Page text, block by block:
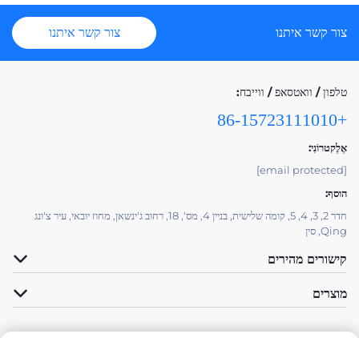
צור קשר איתנו צור קשר איתנו
טלפון / וואטסאפ / ווייבח:
+86-15723111010
אֶלֶקטרוֹנִי:
[email protected]
הוסף:
חדר 2, 3, 4, 5, קומה שלישית, בניין 4, מס', 18, רחוב ג'ינשאן, מחוז יובאי, עיר צ'ונג
Qing, סין
קישורים מהירים
מוצרים